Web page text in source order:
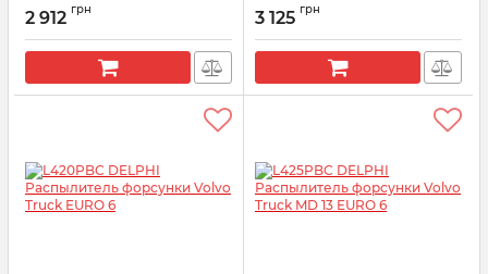
Артикул:
2 912 грн
Артикул:
3 125 грн